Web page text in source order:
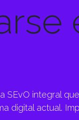
SEvO integral
digital actual.